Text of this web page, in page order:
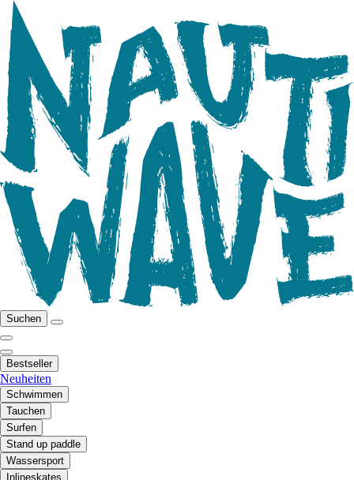
Suchen
Bestseller
Neuheiten
Schwimmen
Tauchen
Surfen
Stand up paddle
Wassersport
Inlineskates